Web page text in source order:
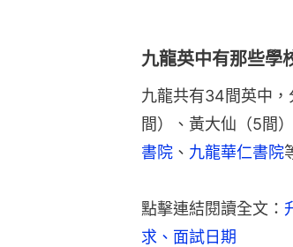
九龍英中有那些
九龍共有34間英中，
間）、黃大仙（5間
書院 、 九龍華仁書院
點擊連結閱讀全文：
求、面試日期